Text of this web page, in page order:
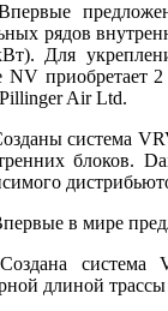
рядов
Для
NV приобретает
Air Ltd.
система
блоков.
в мире
система
длиной